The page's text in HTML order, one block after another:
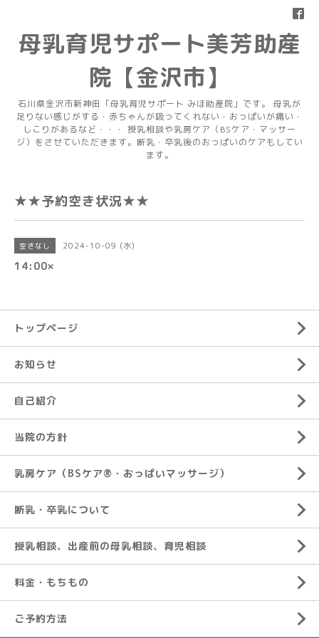
母乳育児サポート美芳助産
院【金沢市】
石川県金沢市新神田「母乳育児サポート みほ助産院」です。 母乳が
足りない感じがする・赤ちゃんが吸ってくれない・おっぱいが痛い・
しこりがあるなど・・・ 授乳相談や乳房ケア（BSケア・マッサー
ジ）をさせていただきます。断乳・卒乳後のおっぱいのケアもしてい
ます。
★★予約空き状況★★
空きなし 2024-10-09 (水)
14:00×
トップページ
お知らせ
自己紹介
当院の方針
乳房ケア（BSケア®︎・おっぱいマッサージ）
断乳・卒乳について
授乳相談、出産前の母乳相談、育児相談
料金・もちもの
ご予約方法